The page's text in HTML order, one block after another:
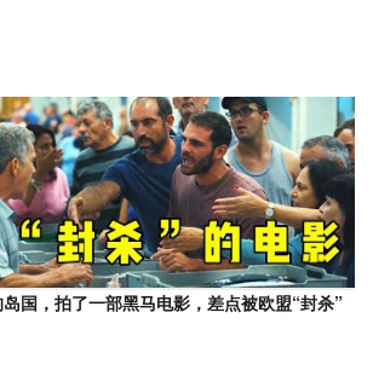
岛国，拍了一部黑马电影，差点被欧盟“封杀”